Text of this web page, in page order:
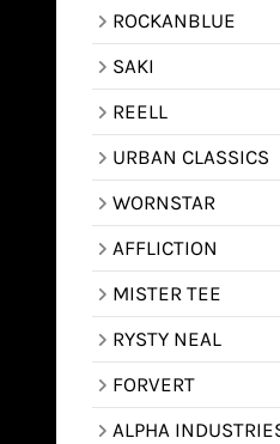
ROCKANBLUE
SAKI
REELL
URBAN CLASSICS
WORNSTAR
AFFLICTION
MISTER TEE
RYSTY NEAL
FORVERT
ALPHA